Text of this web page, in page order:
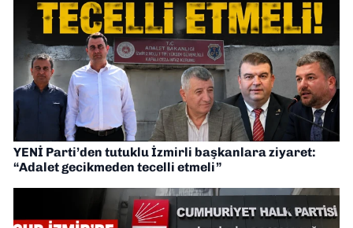
YENİ Parti’den tutuklu İzmirli başkanlara ziyaret:
“Adalet gecikmeden tecelli etmeli”